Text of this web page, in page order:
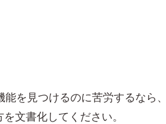
を見つけるのに苦労するなら
文書化してください。